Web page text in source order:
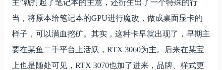
主”就打起了笔记本的主意，还衍生出了一个特殊的行
当，将原本给笔记本的GPU进行魔改，做成桌面显卡的
样子，可以满血挖矿。其实，这种卡早就出现了，早期主
要在某鱼二手平台上活跃，RTX 3060为主。后来在某宝
上也是随处可见，RTX 3070也加了进来，品牌、样式更